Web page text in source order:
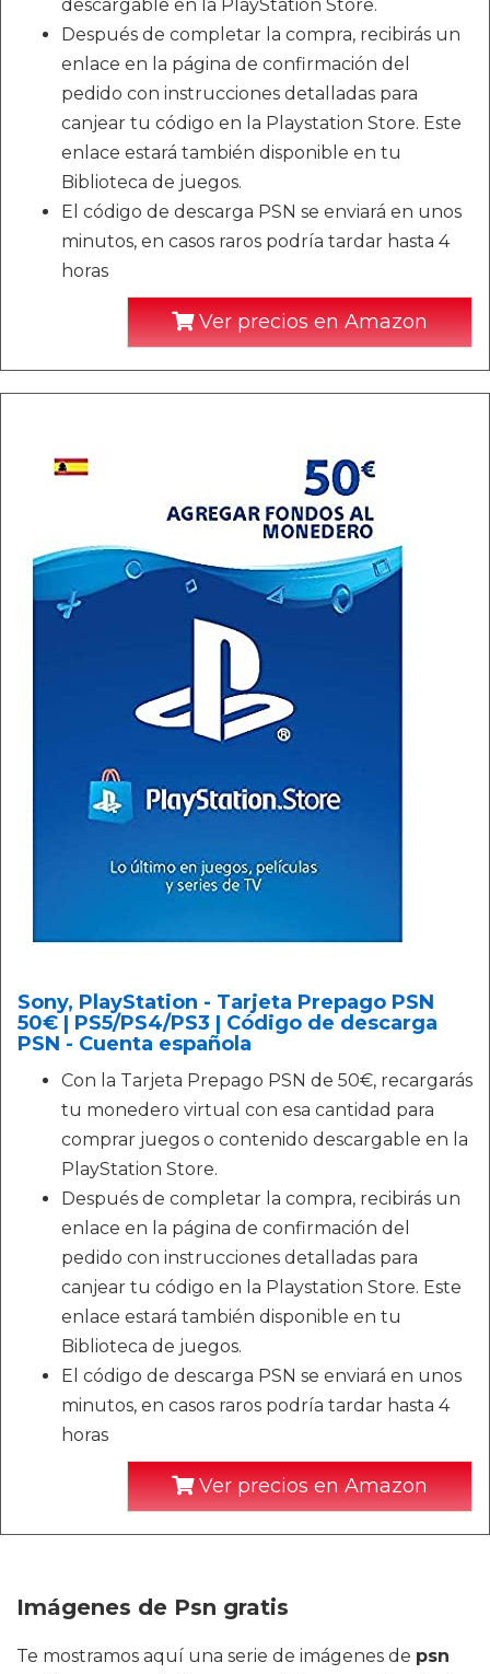
descargable en la PlayStation Store.
Después de completar la compra, recibirás un
enlace en la página de confirmación del
pedido con instrucciones detalladas para
canjear tu código en la Playstation Store. Este
enlace estará también disponible en tu
Biblioteca de juegos.
El código de descarga PSN se enviará en unos
minutos, en casos raros podría tardar hasta 4
horas
Ver precios en Amazon
Sony, PlayStation - Tarjeta Prepago PSN
50€ | PS5/PS4/PS3 | Código de descarga
PSN - Cuenta española
Con la Tarjeta Prepago PSN de 50€, recargarás
tu monedero virtual con esa cantidad para
comprar juegos o contenido descargable en la
PlayStation Store.
Después de completar la compra, recibirás un
enlace en la página de confirmación del
pedido con instrucciones detalladas para
canjear tu código en la Playstation Store. Este
enlace estará también disponible en tu
Biblioteca de juegos.
El código de descarga PSN se enviará en unos
minutos, en casos raros podría tardar hasta 4
horas
Ver precios en Amazon
Imágenes de Psn gratis
Te mostramos aquí una serie de imágenes de psn